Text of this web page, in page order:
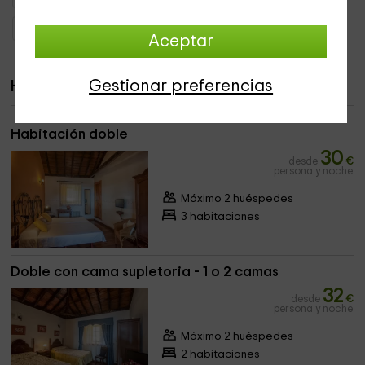
Aceptar
Gestionar preferencias
Hoteles con encanto Granadilla de Abona
Habitaciones
Habitación doble
desde 30 €
persona y noche
Máximo 2 huéspedes
3 habitaciones
Doble con cama supletoria - 1 o 2 camas
desde 32 €
persona y noche
Máximo 2 huéspedes
2 habitaciones